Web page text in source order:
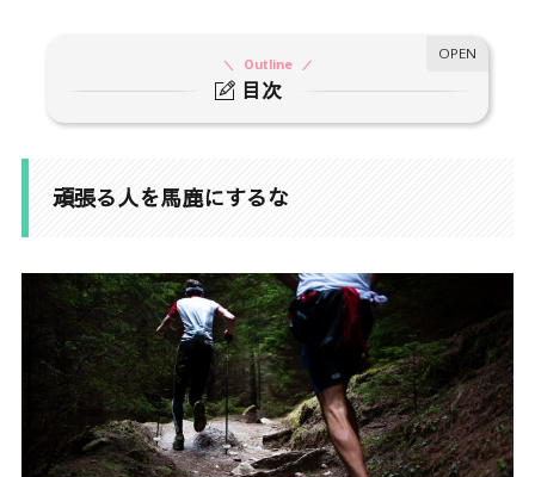
目次
Outline
1. 頑張る人を馬鹿にするな
4. 他人よりも、自分の気持ちを優先してほしい
頑張る人を馬鹿にするな